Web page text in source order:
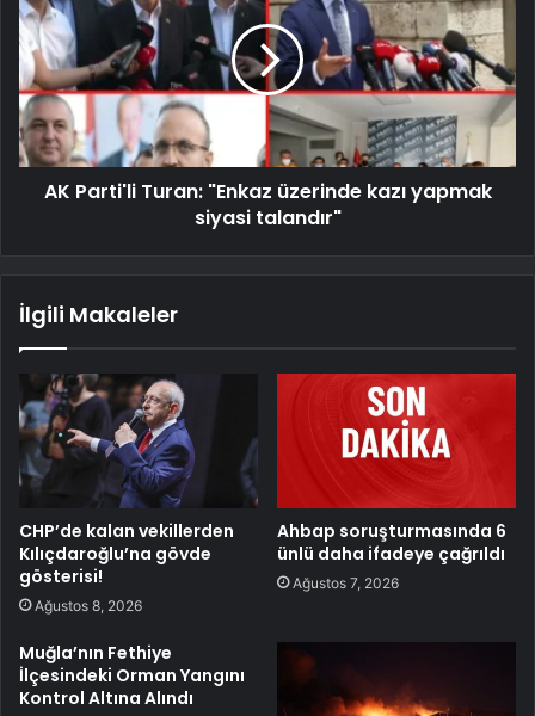
AK Parti'li Turan: "Enkaz üzerinde kazı yapmak
siyasi talandır"
İlgili Makaleler
CHP’de kalan vekillerden
Kılıçdaroğlu’na gövde
gösterisi!
Ağustos 8, 2026
Ahbap soruşturmasında 6
ünlü daha ifadeye çağrıldı
Ağustos 7, 2026
Muğla’nın Fethiye
İlçesindeki Orman Yangını
Kontrol Altına Alındı